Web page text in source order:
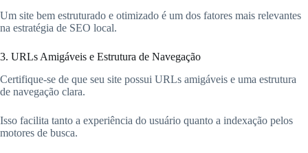
Um site bem estruturado e otimizado é um dos fatores mais relevantes
na estratégia de SEO local.
3. URLs Amigáveis e Estrutura de Navegação
Certifique-se de que seu site possui URLs amigáveis e uma estrutura
de navegação clara.
Isso facilita tanto a experiência do usuário quanto a indexação pelos
motores de busca.